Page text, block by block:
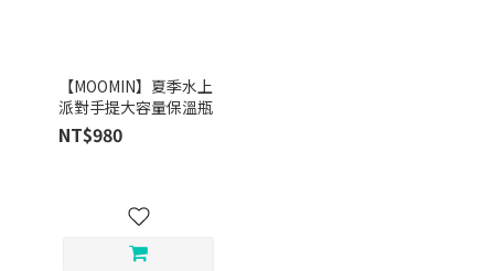
【MOOMIN】夏季水上
派對手提大容量保溫瓶
NT$980